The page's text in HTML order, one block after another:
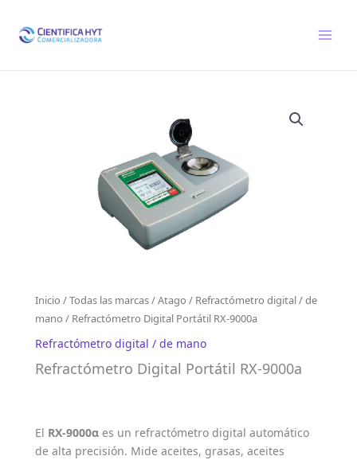
contenido
Inicio /Todas las marcas/Atago / Refractómetro digital / de
mano / Refractómetro Digital Portátil RX-9000a
Refractómetro digital / de mano
Refractómetro Digital Portátil RX-9000a
El RX-9000α es un refractómetro digital automático
de alta precisión. Mide aceites, grasas, aceites